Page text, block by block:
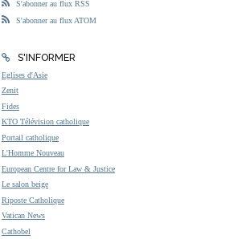
S'abonner au flux RSS
S'abonner au flux ATOM
S'INFORMER
Eglises d'Asie
Zenit
Fides
KTO Télévision catholique
Portail catholique
L'Homme Nouveau
European Centre for Law & Justice
Le salon beige
Riposte Catholique
Vatican News
Cathobel